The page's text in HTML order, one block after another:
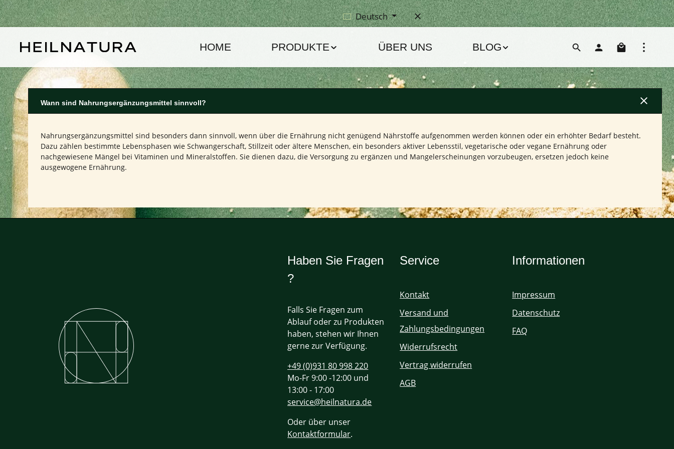
Hauptinhalt springen
Zur Hauptnavigation springen Deutsch
HOME PRODUKTE ÜBER UNS BLOG
Wann sind Nahrungsergänzungsmittel sinnvoll?
Nahrungsergänzungsmittel sind besonders dann sinnvoll, wenn über die Ernährung nicht genügend Nährstoffe aufgenommen werden können oder ein erhöhter Bedarf besteht.
Dazu zählen bestimmte Lebensphasen wie Schwangerschaft, Stillzeit oder ältere Menschen, ein besonders aktiver Lebensstil, vegetarische oder vegane Ernährung oder
nachgewiesene Mängel bei Vitaminen und Mineralstoffen. Sie dienen dazu, die Versorgung zu ergänzen und Mangelerscheinungen vorzubeugen, ersetzen jedoch keine
ausgewogene Ernährung.
Haben Sie Fragen
?
Falls Sie Fragen zum
Ablauf oder zu Produkten
haben, stehen wir Ihnen
gerne zur Verfügung.
+49 (0)931 80 998 220
Mo-Fr 9:00 -12:00 und
13:00 - 17:00
service@heilnatura.de
Oder über unser
Kontaktformular.
Service
Kontakt
Versand und
Zahlungsbedingungen
Widerrufsrecht
Vertrag widerrufen
AGB
Informationen
Impressum
Datenschutz
FAQ